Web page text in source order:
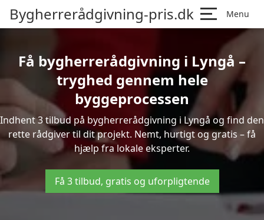
Bygherrerådgivning-pris.dk Menu
Få bygherrerådgivning i Lyngå –
tryghed gennem hele
byggeprocessen
Indhent 3 tilbud på bygherrerådgivning i Lyngå og find den
rette rådgiver til dit projekt. Nemt, hurtigt og gratis – få
hjælp fra lokale eksperter.
Få 3 tilbud, gratis og uforpligtende